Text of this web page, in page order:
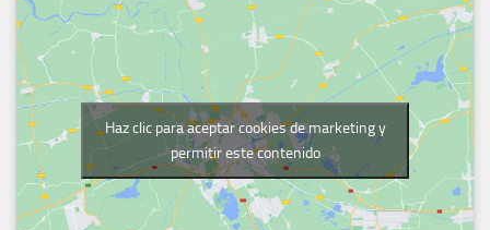
Haz clic para aceptar cookies de marketing y
permitir este contenido